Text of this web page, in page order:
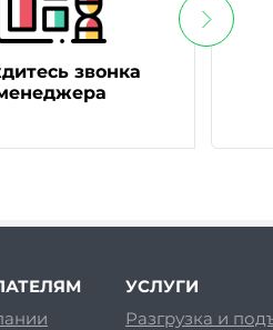
звонка
УСЛУГИ
Разгрузка и